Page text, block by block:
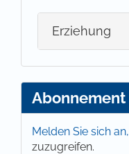
Erziehung
Abonnement
Melden Sie sich an,
zuzugreifen.